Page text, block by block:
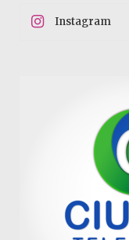
Instagram